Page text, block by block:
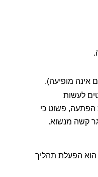
מופיעה).
לעשות
הפתעה, פשוט כי
קשה מנשוא.
הפעלת תהליך